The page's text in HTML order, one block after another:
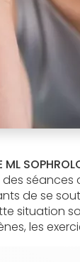
ML
séances
de se
situation
les